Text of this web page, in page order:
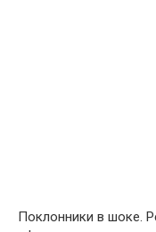
Поклонники в шоке.